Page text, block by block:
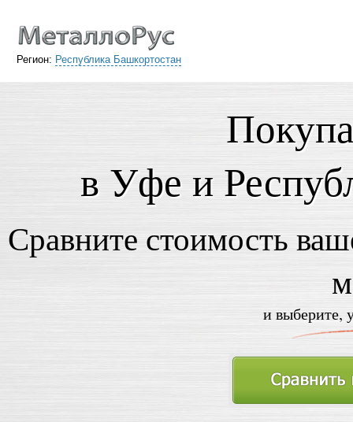
Регион: Республика Башкортостан
в Уфе и
Сравните стоимость
и выберите,